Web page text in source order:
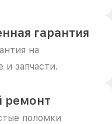
гарантия
на
и запчасти.
ремонт
поломки